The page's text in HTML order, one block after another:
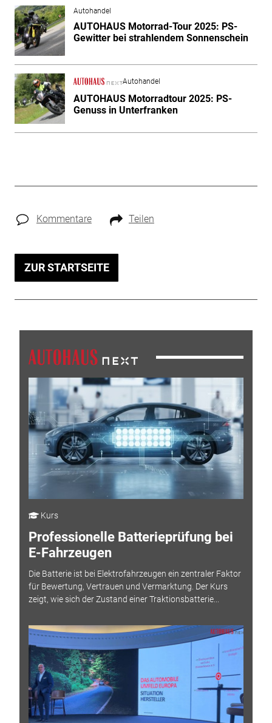
Autohandel
AUTOHAUS Motorrad-Tour 2025: PS-
Gewitter bei strahlendem Sonnenschein
Autohandel
AUTOHAUS Motorradtour 2025: PS-
Genuss in Unterfranken
Kommentare Teilen
ZUR STARTSEITE
Kurs
Professionelle Batterieprüfung bei
E-Fahrzeugen
Die Batterie ist bei Elektrofahrzeugen ein zentraler Faktor
für Bewertung, Vertrauen und Vermarktung. Der Kurs
zeigt, wie sich der Zustand einer Traktionsbatterie...